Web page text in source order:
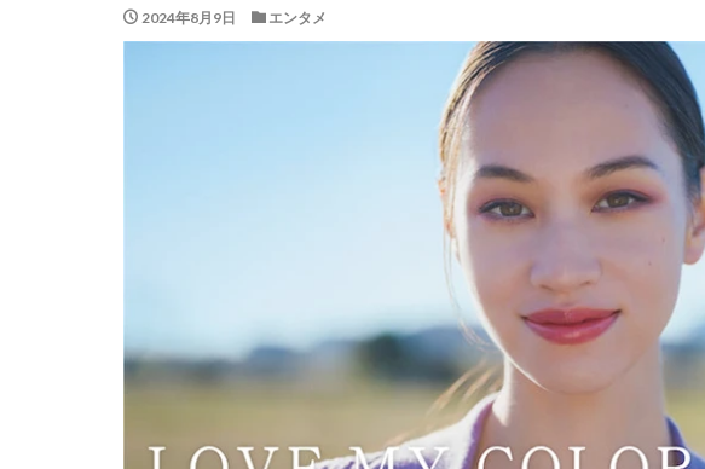
2024年8月9日 エンタメ